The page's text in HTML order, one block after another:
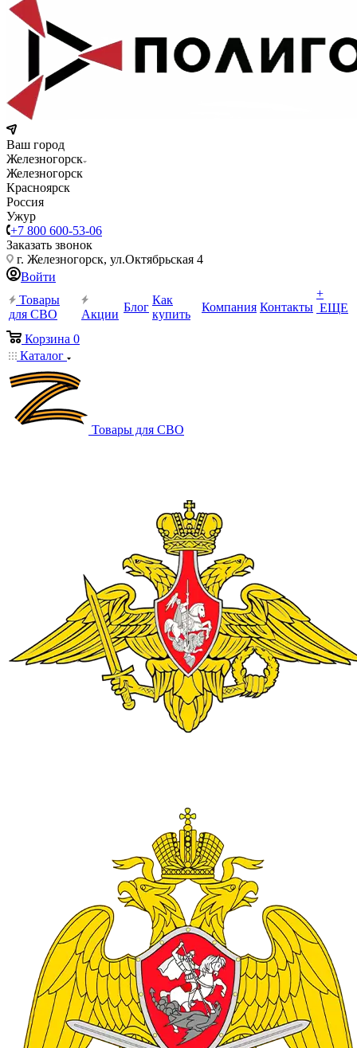
Ваш город
Железногорск
Железногорск
Красноярск
Россия
Ужур
+7 800 600-53-06
Заказать звонок
г. Железногорск, ул.Октябрьская 4
Войти
Товары
для СВО
Акции
Блог
Как
купить
Компания Контакты
+
ЕЩЕ
Корзина 0
Каталог
Товары для СВО